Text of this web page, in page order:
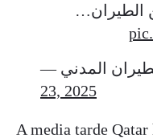
الطيران…
23, 2025
A media tarde